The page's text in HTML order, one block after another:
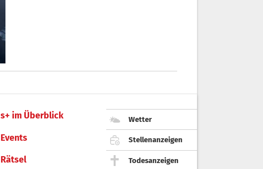
s+ im Überblick
Events
Rätsel
Wetter
Stellenanzeigen
Todesanzeigen